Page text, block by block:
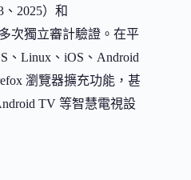
2025）和
次獨立審計驗證。在平
、Linux、iOS、Android
瀏覽器擴充功能，甚
TV 等智慧電視設